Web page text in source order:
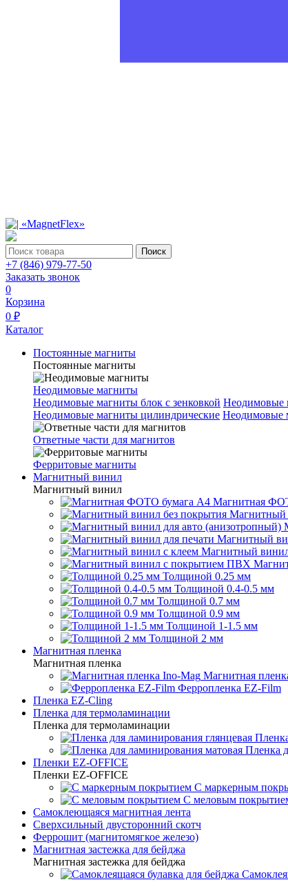
Поиск
+7 (846) 979-77-50
Заказать звонок
0
Корзина
0 ₽
Каталог
Постоянные магниты
Постоянные магниты
Неодимовые магниты
Неодимовые магниты блок с зенковкой Неодимовые
Неодимовые магниты цилиндрические Неодимовые
Ответные части для магнитов
Ферритовые магниты
Магнитный винил
Магнитный винил
Магнитная
Магнитный
Магнитный
Магнитный
Толщиной 0.25 мм
Толщиной 0.4-0.5 мм
Толщиной 0.7 мм
Толщиной 0.9 мм
Толщиной 1-1.5 мм
Толщиной 2 мм
Магнитная пленка
Магнитная пленка
Магнитная
Ферропленка EZ-Film
Пленка EZ-Cling
Пленка для термоламинации
Пленка для термоламинации
Пленка
Пленки EZ-OFFICE
Пленки EZ-OFFICE
С маркерным
С меловым
Самоклеющаяся магнитная лента
Сверхсильный двусторонний скотч
Феррошит (магнитомягкое железо)
Магнитная застежка для бейджа
Магнитная застежка для бейджа